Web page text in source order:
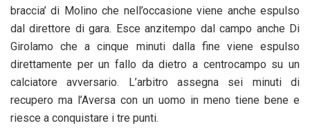
braccia’ di Molino che nell’occasione viene anche espulso
dal direttore di gara. Esce anzitempo dal campo anche Di
Girolamo che a cinque minuti dalla fine viene espulso
direttamente per un fallo da dietro a centrocampo su un
calciatore avversario. L’arbitro assegna sei minuti di
recupero ma l’Aversa con un uomo in meno tiene bene e
riesce a conquistare i tre punti.